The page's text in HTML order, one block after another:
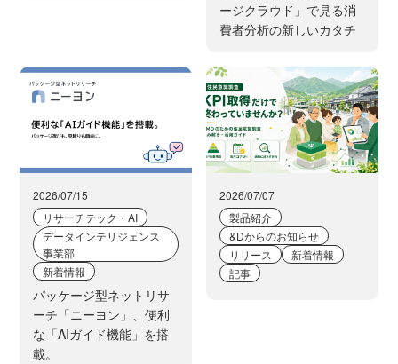
ージクラウド」で見る消
費者分析の新しいカタチ
2026/07/15
リサーチテック・AI
データインテリジェンス
事業部
新着情報
パッケージ型ネットリサ
ーチ「ニーヨン」、便利
な「AIガイド機能」を搭
載。
2026/07/07
製品紹介
&Dからのお知らせ
リリース
新着情報
記事